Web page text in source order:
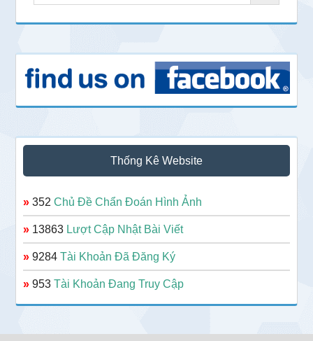
Thống Kê Website
» 352Chủ Đề Chẩn Đoán Hình Ảnh
» 13863 Lượt Cập Nhật Bài Viết
» 9284Tài Khoản Đã Đăng Ký
» 953Tài Khoản Đang Truy Cập